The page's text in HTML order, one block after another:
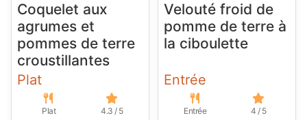
Coquelet aux
agrumes et
pommes de terre
croustillantes
Plat
Plat 4.3 / 5
Velouté froid de
pomme de terre à
la ciboulette
Entrée
Entrée 4 / 5